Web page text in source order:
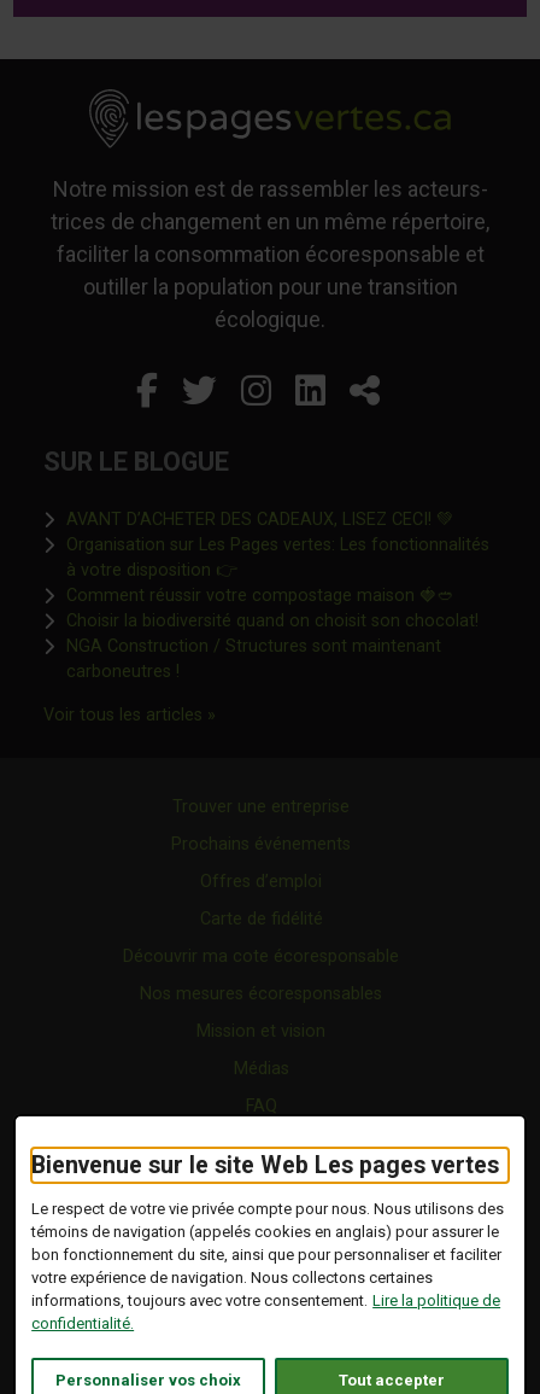
Bienvenue sur le site Web Les pages vertes
Le respect de votre vie privée compte pour nous. Nous utilisons des
témoins de navigation (appelés cookies en anglais) pour assurer le
bon fonctionnement du site, ainsi que pour personnaliser et faciliter
votre expérience de navigation. Nous collectons certaines
informations, toujours avec votre consentement. Lire la politique de
confidentialité.
Personnaliser vos choix Tout accepter
Notre mission est de rassembler les acteurs-
trices de changement en un même répertoire,
faciliter la consommation écoresponsable et
outiller la population pour une transition
écologique.
Facebook
Ce lien s'ouvrira dans
Twitter
Ce lien s'ouvrira
Instagram
Ce lien s'ouvrira
LinkedIn
Ce lien
Partager
SUR LE BLOGUE
AVANT D’ACHETER DES CADEAUX, LISEZ CECI! 💚
Organisation sur Les Pages vertes: Les fonctionnalités
à votre disposition 👉Ce lien s'ouvrira dans une nouvelle
Comment réussir votre compostage maison 🍓🥙
Choisir la biodiversité quand on choisit son chocolat!Ce lien
NGA Construction / Structures sont maintenant
carboneutres !Ce lien s'ouvrira dans une nouvelle fenêtre"
Voir tous les articles »Ce lien s'ouvrira dans une nouvelle
Trouver une entreprise
Prochains événements
Offres d’emploi
Carte de fidélité
Découvrir ma cote écoresponsable
Nos mesures écoresponsables
Mission et vision
Médias
FAQ
Forfaits
Certification écoresponsable
Nous joindre
Vidéo
Blogue
Les Pages Vertes | Répertoire d'entreprises